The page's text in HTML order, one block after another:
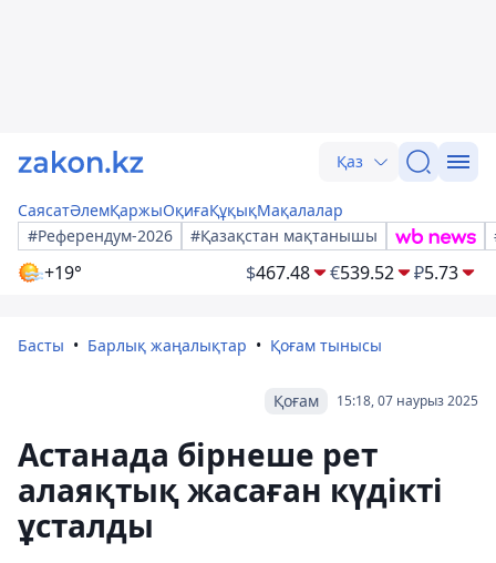
Қаз
СаясатӘлемҚаржыОқиғаҚұқықМақалалар
#Референдум-2026
#Қазақстан мақтанышы
+19° $467.48 €539.52 ₽5.73
Басты Барлық жаңалықтар Қоғам тынысы
15:18, 07 наурыз 2025
Қоғам
Астанада бірнеше рет
алаяқтық жасаған күдікті
ұсталды